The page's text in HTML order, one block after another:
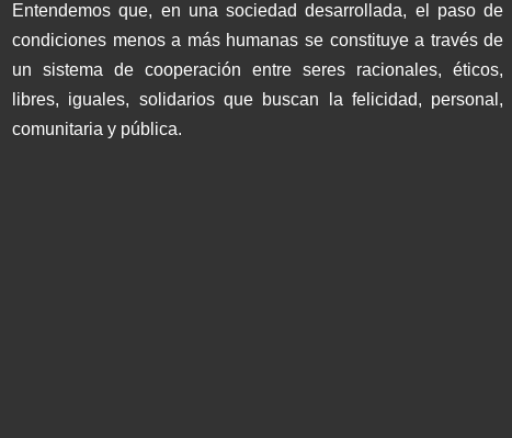
Entendemos que, en una sociedad desarrollada, el paso de
condiciones menos a más humanas se constituye a través de
un sistema de cooperación entre seres racionales, éticos,
libres, iguales, solidarios que buscan la felicidad, personal,
comunitaria y pública.